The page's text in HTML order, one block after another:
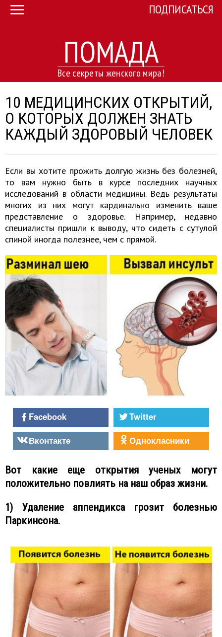
ПОМАДА
Все секреты женского мира!
ПОДПИСАТЬСЯ
10 МЕДИЦИНСКИХ ОТКРЫТИЙ,
О КОТОРЫХ ДОЛЖЕН ЗНАТЬ
КАЖДЫЙ ЗДОРОВЫЙ ЧЕЛОВЕК
Если вы хотите прожить долгую жизнь без болезней,
то вам нужно быть в курсе последних научных
исследований в области медицины. Ведь результаты
многих из них могут кардинально изменить ваше
представление о здоровье. Например, недавно
специалисты пришли к выводу, что сидеть с сутулой
спиной иногда полезнее, чем с прямой.
Facebook
Twitter
Вконтакте
Однокласники
Вот какие еще открытия ученых могут
положительно повлиять на наш образ жизни.
1) Удаление аппендикса грозит болезнью
Паркинсона.